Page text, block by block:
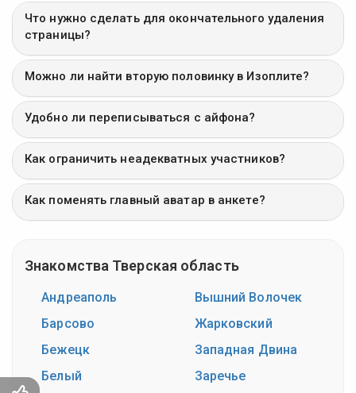
Что нужно сделать для окончательного удаления
страницы?
Можно ли найти вторую половинку в Изоплите?
Удобно ли переписываться с айфона?
Как ограничить неадекватных участников?
Как поменять главный аватар в анкете?
Знакомства Тверская область
Андреаполь
Барсово
Бежецк
Белый
Вышний Волочек
Жарковский
Западная Двина
Заречье